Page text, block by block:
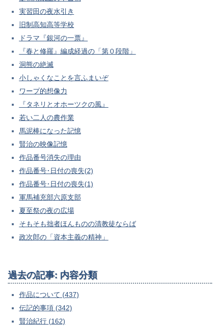
実習田の夜水引き
旧制高知高等学校
ドラマ『銀河の一票』
『春と修羅』編成経過の「第０段階」
洞熊の絶滅
小しゃくなことを言ふまいぞ
ワープ的想像力
『タネリとオホーツクの風』
若い二人の農作業
馬泥棒になった記憶
賢治の映像記憶
作品番号消失の理由
作品番号･日付の喪失(2)
作品番号･日付の喪失(1)
軍馬補充部六原支部
夏至祭の夜の広場
そもそも拙者ほんものの清教徒ならば
政次郎の「資本主義の精神」
過去の記事: 内容分類
作品について (437)
伝記的事項 (342)
賢治紀行 (162)